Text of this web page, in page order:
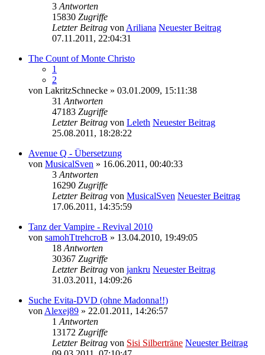
3 Antworten
15830 Zugriffe
Letzter Beitrag von Ariliana Neuester Beitrag
07.11.2011, 22:04:31
The Count of Monte Christo
1
2
von LakritzSchnecke » 03.01.2009, 15:11:38
31 Antworten
47183 Zugriffe
Letzter Beitrag von Leleth Neuester Beitrag
25.08.2011, 18:28:22
Avenue Q - Übersetzung
von MusicalSven » 16.06.2011, 00:40:33
3 Antworten
16290 Zugriffe
Letzter Beitrag von MusicalSven Neuester Beitrag
17.06.2011, 14:35:59
Tanz der Vampire - Revival 2010
von samohTtrehcroB » 13.04.2010, 19:49:05
18 Antworten
30367 Zugriffe
Letzter Beitrag von jankru Neuester Beitrag
31.03.2011, 14:09:26
Suche Evita-DVD (ohne Madonna!!)
von Alexej89 » 22.01.2011, 14:26:57
1 Antworten
13172 Zugriffe
Letzter Beitrag von Sisi Silberträne Neuester Beitrag